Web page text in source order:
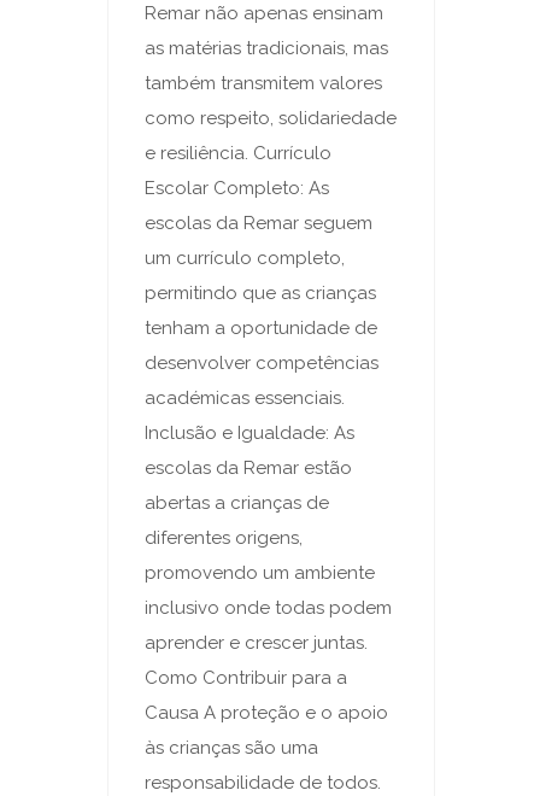
Remar não apenas ensinam
as matérias tradicionais, mas
também transmitem valores
como respeito, solidariedade
e resiliência. Currículo
Escolar Completo: As
escolas da Remar seguem
um currículo completo,
permitindo que as crianças
tenham a oportunidade de
desenvolver competências
académicas essenciais.
Inclusão e Igualdade: As
escolas da Remar estão
abertas a crianças de
diferentes origens,
promovendo um ambiente
inclusivo onde todas podem
aprender e crescer juntas.
Como Contribuir para a
Causa A proteção e o apoio
às crianças são uma
responsabilidade de todos.